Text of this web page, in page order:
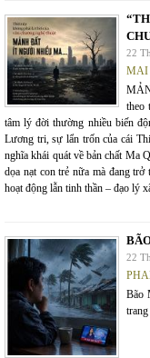
22
MAI
theo
tâm lý đời thường nhiều biến
Lương tri, sự lẩn trốn của cái
nghĩa khái quát về bản chất Ma
dọa nạt con trẻ nữa mà đang
hoạt động lẫn tinh thần – đạo lý
22
Bão